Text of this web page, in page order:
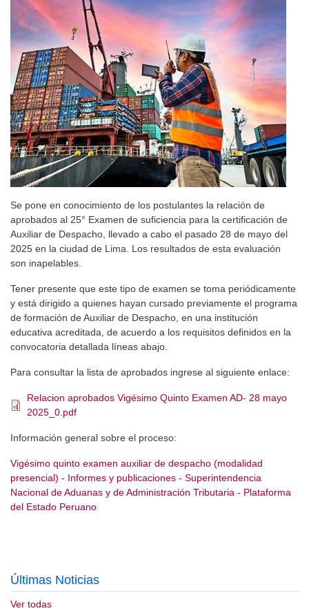
Se pone en conocimiento de los postulantes la relación de
aprobados al 25° Examen de suficiencia para la certificación de
Auxiliar de Despacho, llevado a cabo el pasado 28 de mayo del
2025 en la ciudad de Lima. Los resultados de esta evaluación
son inapelables.
Tener presente que este tipo de examen se toma periódicamente
y está dirigido a quienes hayan cursado previamente el programa
de formación de Auxiliar de Despacho, en una institución
educativa acreditada, de acuerdo a los requisitos definidos en la
convocatoria detallada líneas abajo.
Para consultar la lista de aprobados ingrese al siguiente enlace:
Relacion aprobados Vigésimo Quinto Examen AD- 28 mayo
2025_0.pdf
Información general sobre el proceso:
Vigésimo quinto examen auxiliar de despacho (modalidad
presencial) - Informes y publicaciones - Superintendencia
Nacional de Aduanas y de Administración Tributaria - Plataforma
del Estado Peruano
Últimas Noticias
Ver todas